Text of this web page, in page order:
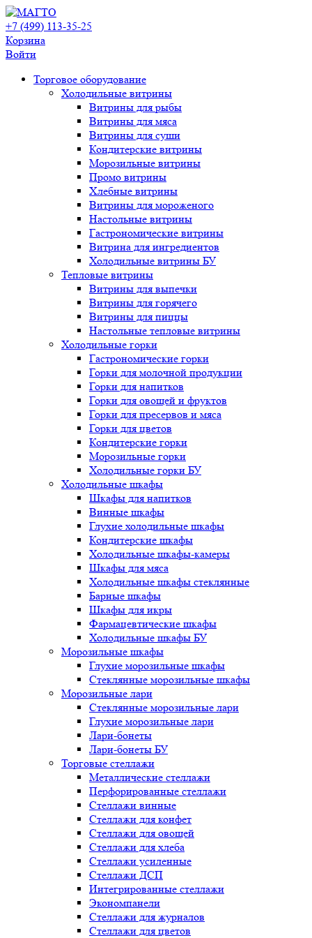
+7 (499) 113-35-25
Корзина
Войти
Свернуть/
развернуть
Торговое оборудованиe
Холодильные витрины
Витрины для рыбы
Витрины для мяса
Витрины для суши
Кондитерские витрины
Морозильные витрины
Промо витрины
Хлебные витрины
Витрины для мороженого
Настольные витрины
Гастрономические витрины
Витрина для ингредиентов
Холодильные витрины БУ
Тепловые витрины
Витрины для выпечки
Витрины для горячего
Витрины для пиццы
Настольные тепловые витрины
Холодильные горки
Гастрономические горки
Горки для молочной продукции
Горки для напитков
Горки для овощей и фруктов
Горки для пресервов и мяса
Горки для цветов
Кондитерские горки
Морозильные горки
Холодильные горки БУ
Холодильные шкафы
Шкафы для напитков
Винные шкафы
Глухие холодильные шкафы
Кондитерские шкафы
Холодильные шкафы-камеры
Шкафы для мяса
Холодильные шкафы стеклянные
Барные шкафы
Шкафы для икры
Фармацевтические шкафы
Холодильные шкафы БУ
Морозильные шкафы
Глухие морозильные шкафы
Стеклянные морозильные шкафы
Морозильные лари
Стеклянные морозильные лари
Глухие морозильные лари
Лари-бонеты
Лари-бонеты БУ
Торговые стеллажи
Металлические стеллажи
Перфорированные стеллажи
Стеллажи винные
Стеллажи для конфет
Стеллажи для овощей
Стеллажи для хлеба
Стеллажи усиленные
Стеллажи ДСП
Интегрированные стеллажи
Экономпанели
Стеллажи для журналов
Стеллажи для цветов